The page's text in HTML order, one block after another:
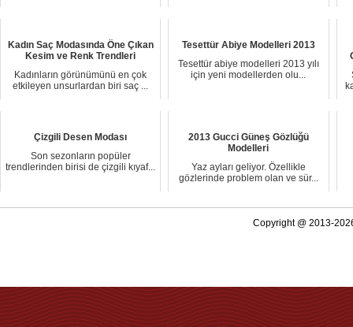
Kadın Saç Modasında Öne Çıkan
Kesim ve Renk Trendleri
Kadınların görünümünü en çok
etkileyen unsurlardan biri saç ...
Tesettür Abiye Modelleri 2013
Tesettür abiye modelleri 2013 yılı
için yeni modellerden olu...
Çizgili Desen Modası
Son sezonların popüler
trendlerinden birisi de çizgili kıyaf...
2013 Gucci Güneş Gözlüğü
Modelleri
Yaz ayları geliyor. Özellikle
gözlerinde problem olan ve sür...
Copyright @ 2013-